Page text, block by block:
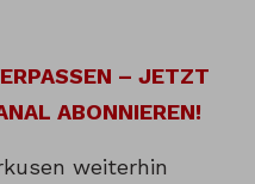
– JETZT
ABONNIEREN!
weiterhin